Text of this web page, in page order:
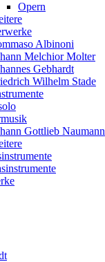
Opern
Albinoni
Melchior Molter
Gebhardt
Wilhelm Stade
Gottlieb Naumann